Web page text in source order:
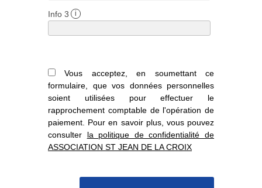
Info 3 i
Vous acceptez, en soumettant ce
formulaire, que vos données personnelles
soient utilisées pour effectuer le
rapprochement comptable de l'opération de
paiement. Pour en savoir plus, vous pouvez
consulter la politique de confidentialité de
ASSOCIATION ST JEAN DE LA CROIX